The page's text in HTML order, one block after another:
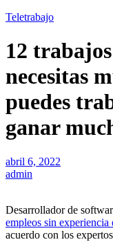
Teletrabajo
12
necesitas
puedes
ganar
abril 6, 2022
admin
Desarrollador de
empleos sin
acuerdo con los